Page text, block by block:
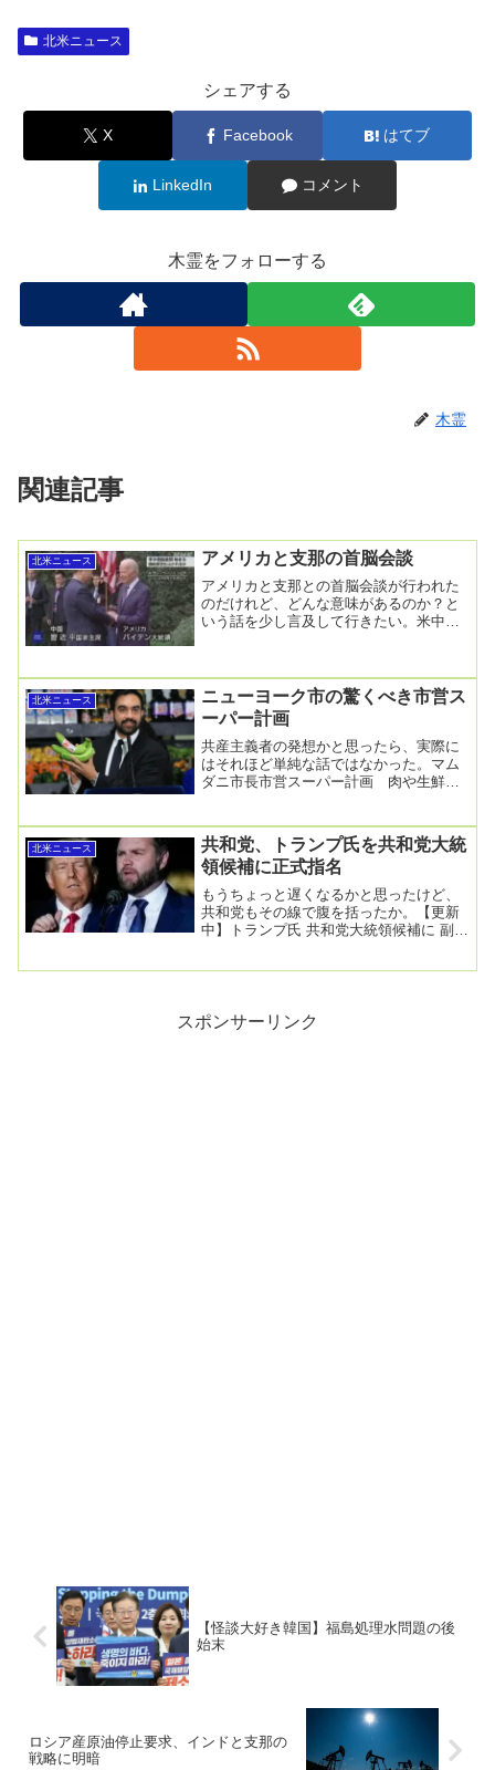
北米ニュース
シェアする
X Facebook はてブ
LinkedIn コメント
木霊をフォローする
木霊
関連記事
北米ニュース アメリカと支那の首脳会談
アメリカと支那との首脳会談が行われた
のだけれど、どんな意味があるのか？と
いう話を少し言及して行きたい。米中首
北米ニュース
ニューヨーク市の驚くべき市営ス
ーパー計画
共産主義者の発想かと思ったら、実際に
はそれほど単純な話ではなかった。マム
ダニ市長市営スーパー計画 肉や生鮮食
北米ニュース
共和党、トランプ氏を共和党大統
領候補に正式指名
もうちょっと遅くなるかと思ったけど、
共和党もその線で腹を括ったか。【更新
中】トランプ氏 共和党大統領候補に 副大
スポンサーリンク
【怪談大好き韓国】福島処理水問題の後
始末
ロシア産原油停止要求、インドと支那の
戦略に明暗